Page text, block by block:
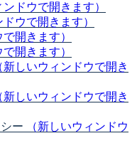
ンドウで開きます）
ドウで開きます）
開きます）
開きます）
新しいウィンドウで開き
新しいウィンドウで開き
ー
（新しいウィンドウ